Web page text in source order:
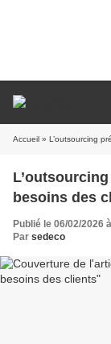
Accueil » L’outsourcing
besoins des
Publié le 06/02/2026
Par sedeco